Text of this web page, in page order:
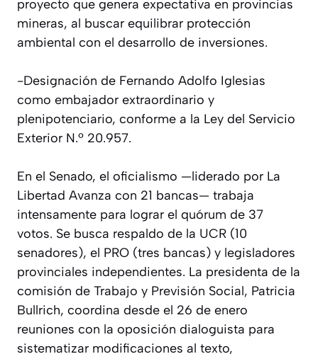
proyecto que genera expectativa en provincias
mineras, al buscar equilibrar protección
ambiental con el desarrollo de inversiones.
-Designación de Fernando Adolfo Iglesias
como embajador extraordinario y
plenipotenciario, conforme a la Ley del Servicio
Exterior N.º 20.957.
En el Senado, el oficialismo —liderado por La
Libertad Avanza con 21 bancas— trabaja
intensamente para lograr el quórum de 37
votos. Se busca respaldo de la UCR (10
senadores), el PRO (tres bancas) y legisladores
provinciales independientes. La presidenta de la
comisión de Trabajo y Previsión Social, Patricia
Bullrich, coordina desde el 26 de enero
reuniones con la oposición dialoguista para
sistematizar modificaciones al texto,